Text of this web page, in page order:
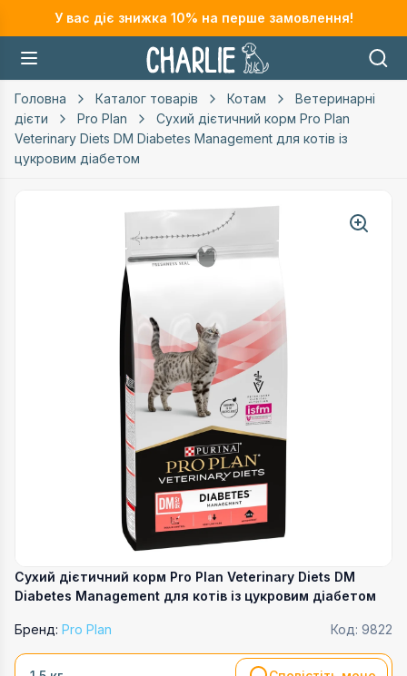
У вас діє знижка 10% на перше замовлення!
Головна Каталог товарів Котам
Ветеринарні
дієти
Pro Plan
Сухий дієтичний корм Pro Plan
Veterinary Diets DM Diabetes Management для котів із
цукровим діабетом
Сухий дієтичний корм Pro Plan Veterinary Diets DM
Diabetes Management для котів із цукровим діабетом
Бренд: Pro Plan Код: 9822